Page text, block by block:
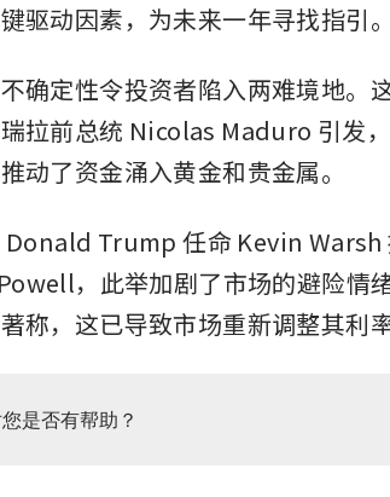
驱动因素，为未来一年寻找指引。
确定性令投资者陷入两难境地。
拉前总统 Nicolas Maduro 引发
动了资金涌入黄金和贵金属。
Donald Trump 任命 Kevin Warsh
，此举加剧了市场的避险情
称，这已导致市场重新调整其利率
是否有帮助？